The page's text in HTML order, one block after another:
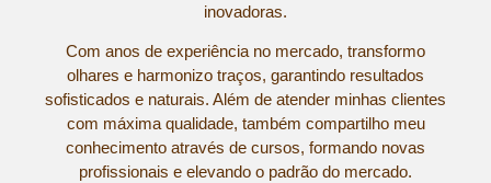
inovadoras.
Com anos de experiência no mercado, transformo
olhares e harmonizo traços, garantindo resultados
sofisticados e naturais. Além de atender minhas clientes
com máxima qualidade, também compartilho meu
conhecimento através de cursos, formando novas
profissionais e elevando o padrão do mercado.